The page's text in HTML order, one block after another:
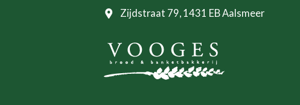
Zijdstraat 79, 1431 EB Aalsmeer